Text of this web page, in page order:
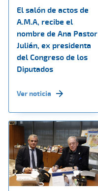
El salón de actos de
A.M.A, recibe el
nombre de Ana Pastor
Julián, ex presidenta
del Congreso de los
Diputados
Ver noticia